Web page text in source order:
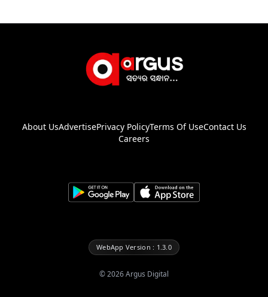
About UsAdvertisePrivacy PolicyTerms Of UseContact Us
Careers
WebApp Version : 1.3.0
©2026Argus Digital